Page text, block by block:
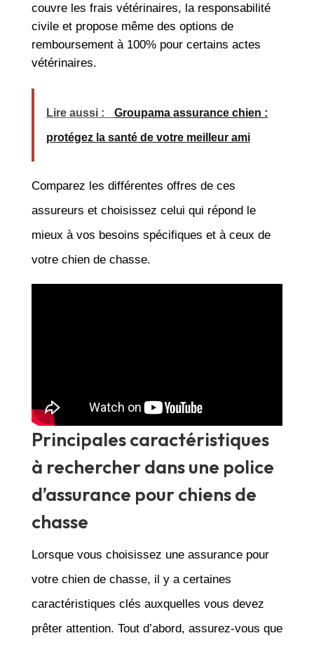
couvre les frais vétérinaires, la responsabilité
civile et propose même des options de
remboursement à 100% pour certains actes
vétérinaires.
Lire aussi : Groupama assurance chien :
protégez la santé de votre meilleur ami
Comparez les différentes offres de ces
assureurs et choisissez celui qui répond le
mieux à vos besoins spécifiques et à ceux de
votre chien de chasse.
Principales caractéristiques
à rechercher dans une police
d’assurance pour chiens de
chasse
Lorsque vous choisissez une assurance pour
votre chien de chasse, il y a certaines
caractéristiques clés auxquelles vous devez
prêter attention. Tout d’abord, assurez-vous que